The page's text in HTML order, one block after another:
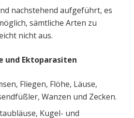
nachstehend aufgeführt, es
sämtliche Arten zu
nicht aus.
und Ektoparasiten
Fliegen, Flöhe, Läuse,
Wanzen und Zecken.
Kugel- und